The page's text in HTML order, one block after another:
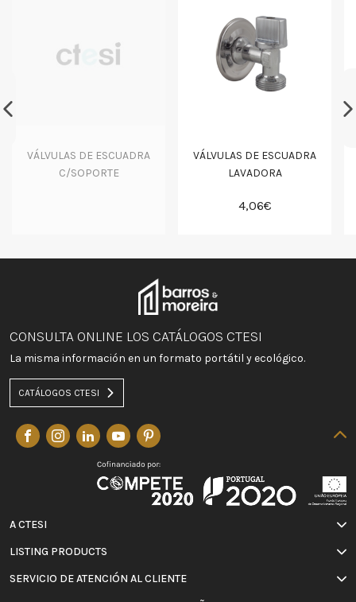
VÁLVULAS DE ESCUADRA
C/SOPORTE
VÁLVULAS DE ESCUADRA
LAVADORA
4,06€
CONSULTA ONLINE LOS CATÁLOGOS CTESI
La misma información en un formato portátil y ecológico.
CATÁLOGOS CTESI
A CTESI
LISTING PRODUCTS
SERVICIO DE ATENCIÓN AL CLIENTE